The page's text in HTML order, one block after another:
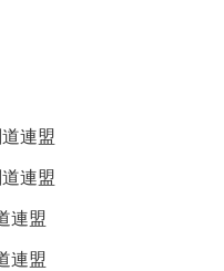
連盟
連盟
連盟
連盟